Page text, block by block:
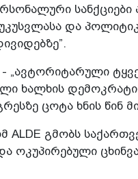
სანქციები
და
- „ავტორიტარული
ხალხის
ცოტა ხნის წინ
ALDE გმობს
ოკუპირებული